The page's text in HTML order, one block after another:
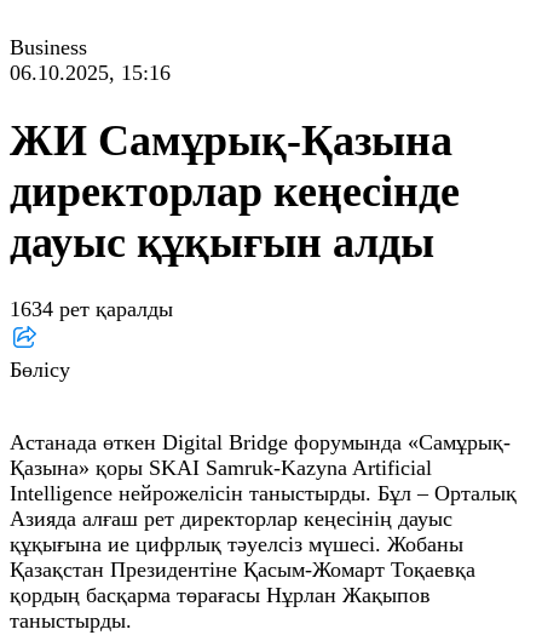
Business
06.10.2025, 15:16
ЖИ Самұрық-Қазына
директорлар кеңесінде
дауыс құқығын алды
1634 рет қаралды
Бөлісу
Астанада өткен Digital Bridge форумында «Самұрық-
Қазына» қоры SKAI Samruk-Kazyna Artificial
Intelligence нейрожелісін таныстырды. Бұл – Орталық
Азияда алғаш рет директорлар кеңесінің дауыс
құқығына ие цифрлық тәуелсіз мүшесі. Жобаны
Қазақстан Президентіне Қасым-Жомарт Тоқаевқа
қордың басқарма төрағасы Нұрлан Жақыпов
таныстырды.